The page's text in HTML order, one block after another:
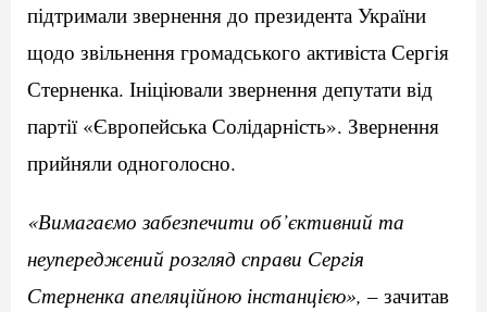
підтримали звернення до президента України
щодо звільнення громадського активіста Сергія
Стерненка. Ініціювали звернення депутати від
партії «Європейська Солідарність». Звернення
прийняли одноголосно.
«Вимагаємо забезпечити об’єктивний та
неупереджений розгляд справи Сергія
Стерненка апеляційною інстанцією», – зачитав